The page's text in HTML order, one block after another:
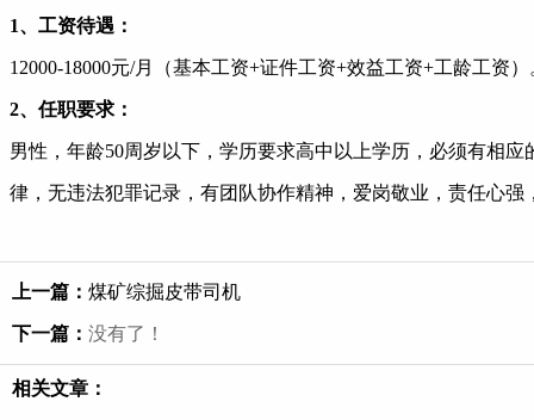
1、工资待遇：
12000-18000元/月（基本工资+证件工资+效益工资+工龄工资
2、任职要求：
男性，年龄50周岁以下，学历要求高中以上学历，必须有相
律，无违法犯罪记录，有团队协作精神，爱岗敬业，责任心
上一篇： 煤矿综掘皮带司机
下一篇： 没有了！
相关文章：